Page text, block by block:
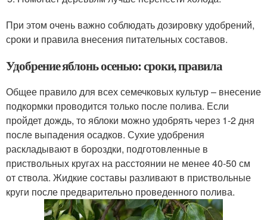
При этом очень важно соблюдать дозировку удобрений,
сроки и правила внесения питательных составов.
Удобрение яблонь осенью: сроки, правила
Общее правило для всех семечковых культур – внесение
подкормки проводится только после полива. Если
пройдет дождь, то яблоки можно удобрять через 1-2 дня
после выпадения осадков. Сухие удобрения
раскладывают в бороздки, подготовленные в
приствольных кругах на расстоянии не менее 40-50 см
от ствола. Жидкие составы разливают в приствольные
круги после предварительно проведенного полива.